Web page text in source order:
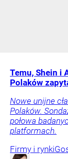
Temu, Shein i
Polaków
Nowe unijne
Polaków.
połowa
platformach.
Firmy i rynki